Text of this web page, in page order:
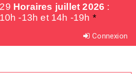
Horaires juillet 2026 :
10h -13h et 14h -19h *
Connexion